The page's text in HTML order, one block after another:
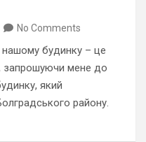
No Comments
нашому будинку – це
запрошуючи мене до
який
району.